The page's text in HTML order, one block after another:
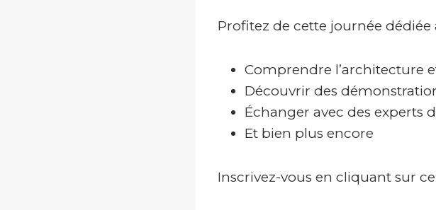
Profitez de cette journée
Comprendre l’architecture
Découvrir des
Échanger avec des experts
Et bien plus encore
Inscrivez-vous en cliquant sur